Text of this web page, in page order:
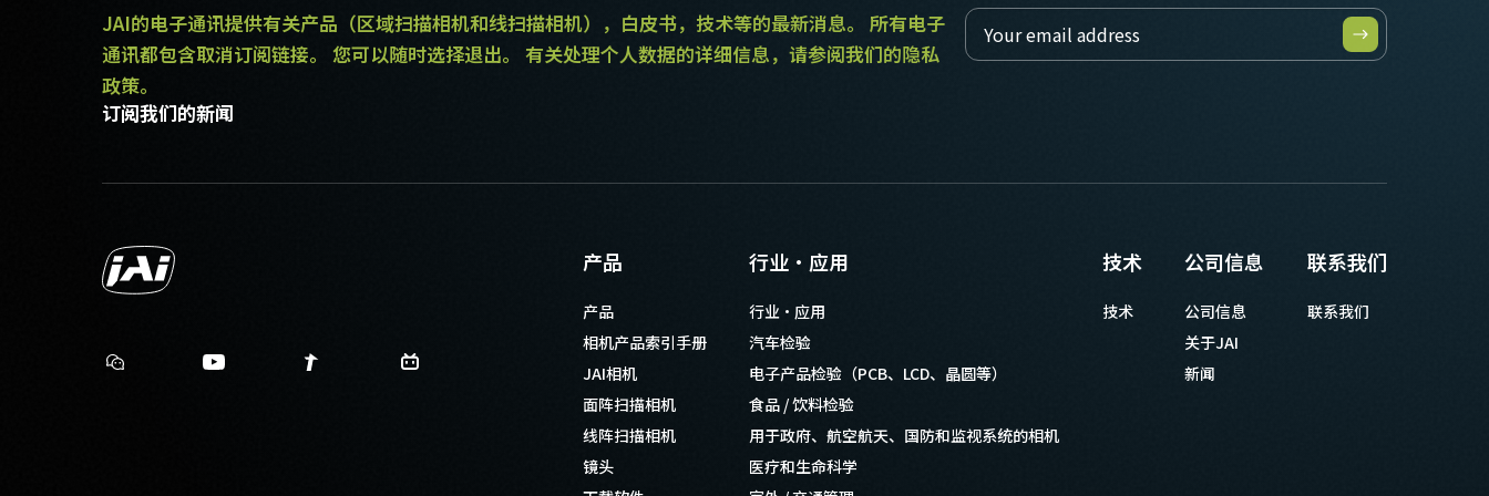
有效感光芯片尺寸
横x纵
7.1 x 5.4 mm
摄像机尺寸 高x宽x
重量 340 克
镜头接口
JAI的电子通讯提供有关产品（区域扫描相机和线扫描相机），白皮书，技术等的最新消息。 所有电子
通讯都包含取消订阅链接。 您可以随时选择退出。 有关处理个人数据的详细信息，请参阅我们的隐私
政策。
订阅我们的新闻
产品
产品
相机产品索引手册
JAI相机
面阵扫描相机
线阵扫描相机
镜头
行业·应用
行业·应用
汽车检验
电子产品检验（PCB、LCD、晶圆等）
食品 / 饮料检验
用于政府、航空航天、国防和监视系统的相机
医疗和生命科学
技术
技术
公司信息
公司信息
关于JAI
新闻
联系我们
联系我们